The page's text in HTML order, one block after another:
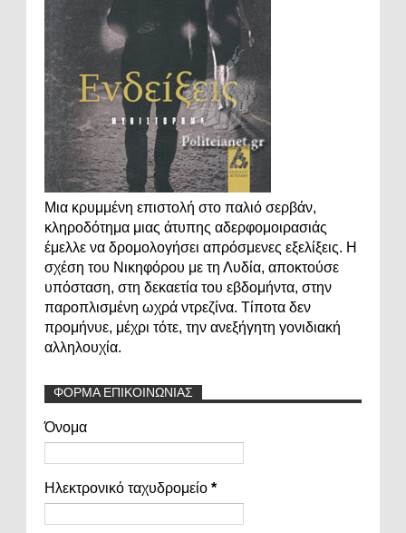
Μια κρυμμένη επιστολή στο παλιό σερβάν,
κληροδότημα μιας άτυπης αδερφομοιρασιάς
έμελλε να δρομολογήσει απρόσμενες εξελίξεις. Η
σχέση του Νικηφόρου με τη Λυδία, αποκτούσε
υπόσταση, στη δεκαετία του εβδομήντα, στην
παροπλισμένη ωχρά ντρεζίνα. Τίποτα δεν
προμήνυε, μέχρι τότε, την ανεξήγητη γονιδιακή
αλληλουχία.
ΦΟΡΜΑ ΕΠΙΚΟΙΝΩΝΙΑΣ
Όνομα
Ηλεκτρονικό ταχυδρομείο *